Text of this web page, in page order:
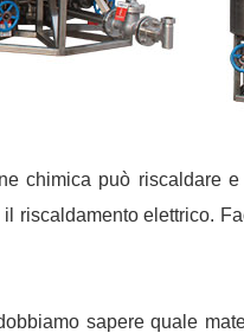
chimica può riscaldare e
riscaldamento elettrico.
sapere quale